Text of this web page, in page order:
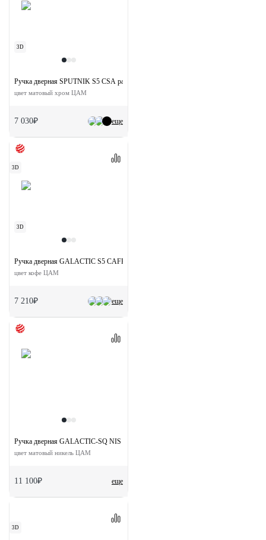
3D
еще
Ручка дверная SPUTNIK S5 CSA раздельная на квадратной розетке
цвет матовый хром ЦАМ
7 030₽
3D
3D
еще
Ручка дверная GALACTIC S5 CAFFE раздельная на квадратной розетке
цвет кофе ЦАМ
7 210₽
еще
Ручка дверная GALACTIC-SQ NIS раздельная на квадратной розетке
цвет матовый никель ЦАМ
11 100₽
3D